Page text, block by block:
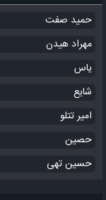
حمید صفت
مهراد هیدن
یاس
شایع
امیر تتلو
حصین
حسین تهی